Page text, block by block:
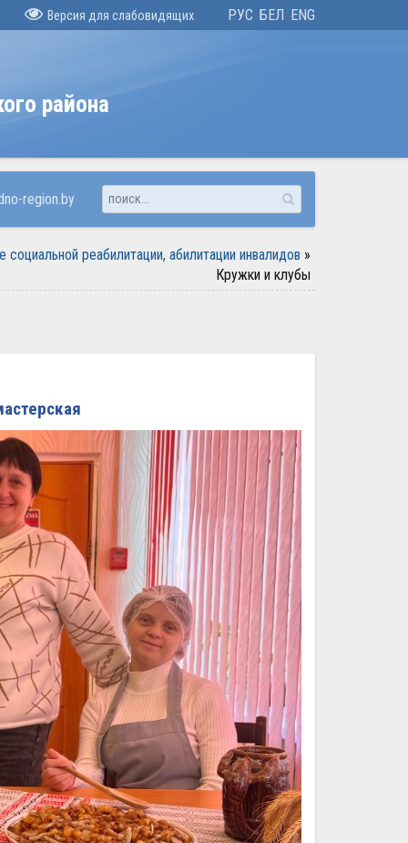
Версия для слабовидящих РУС БЕЛ ENG
района
region.by
социальной реабилитации, абилитации инвалидов »
Кружки и клубы